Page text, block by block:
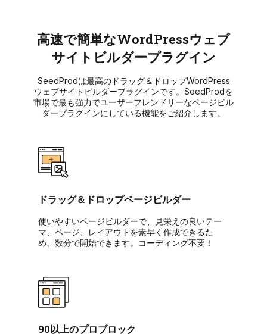
高速で簡単なWordPressウェブ
サイトビルダープラグイン
SeedProdは最高のドラッグ＆ドロップWordPress
ウェブサイトビルダープラグインです。SeedProdを
市場で最も強力でユーザーフレンドリーなページビル
ダープラグインにしている機能をご紹介します。
ドラッグ＆ドロップページビルダー
使いやすいページビルダーで、見栄えの良いテー
マ、ページ、レイアウトを素早く作成できるた
め、数分で開始できます。コーディング不要！
90以上のプロブロック